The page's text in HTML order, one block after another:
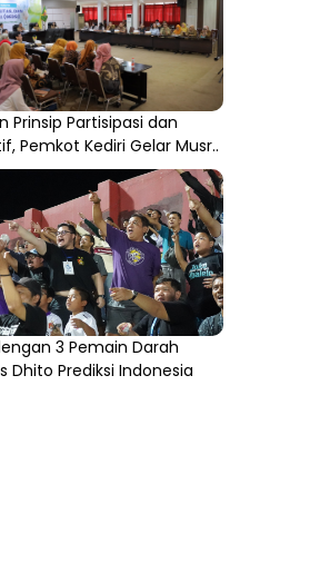
Prinsip Partisipasi dan
Pemkot Kediri Gelar Musr..
3 Pemain Darah
Dhito Prediksi Indonesia